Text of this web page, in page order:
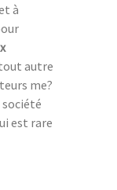
à
autre
me?
est rare